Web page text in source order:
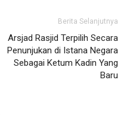
Berita Selanjutnya
Arsjad Rasjid Terpilih Secara
Penunjukan di Istana Negara
Sebagai Ketum Kadin Yang
Baru